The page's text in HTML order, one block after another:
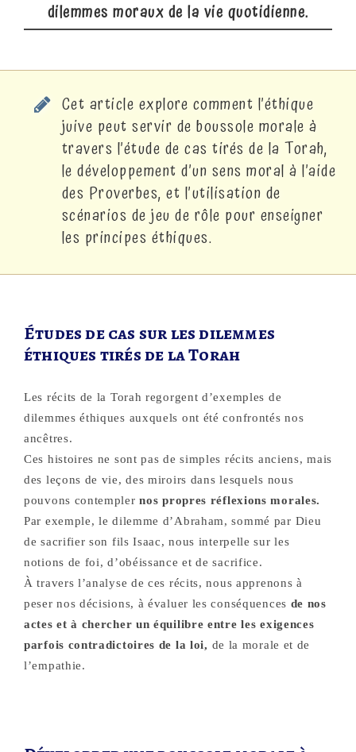
dilemmes moraux de la vie quotidienne.
Cet article explore comment l’éthique
juive peut servir de boussole morale à
travers l’étude de cas tirés de la Torah,
le développement d’un sens moral à l’aide
des Proverbes, et l’utilisation de
scénarios de jeu de rôle pour enseigner
les principes éthiques.
Études de cas sur les dilemmes
éthiques tirés de la Torah
Les récits de la Torah regorgent d’exemples de
dilemmes éthiques auxquels ont été confrontés nos
ancêtres.
Ces histoires ne sont pas de simples récits anciens, mais
des leçons de vie, des miroirs dans lesquels nous
pouvons contemplernos propres réflexions morales.
Par exemple, le dilemme d’Abraham, sommé par Dieu
de sacrifier son fils Isaac, nous interpelle sur les
notions de foi, d’obéissance et de sacrifice.
À travers l’analyse de ces récits, nous apprenons à
peser nos décisions, à évaluer les conséquences de nos
actes et à chercher un équilibre entre les exigences
parfois contradictoires de la loi, de la morale et de
l’empathie.